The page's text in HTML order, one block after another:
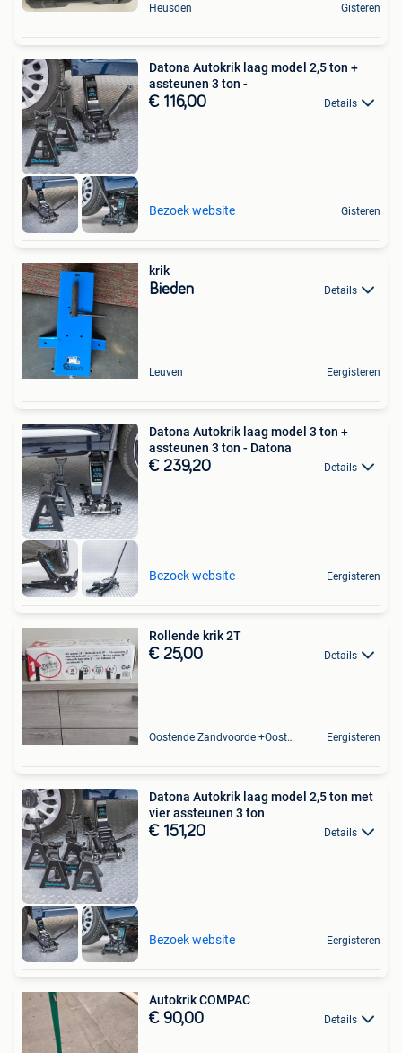
Heusden Gisteren
Datona Autokrik laag model 2,5 ton +
assteunen 3 ton -
€ 116,00 Details
Bezoek website Gisteren
krik
Bieden Details
Leuven Eergisteren
Datona Autokrik laag model 3 ton +
assteunen 3 ton - Datona
€ 239,20 Details
Bezoek website Eergisteren
Rollende krik 2T
€ 25,00 Details
Oostende Zandvoorde +Oostende Eergisteren
Datona Autokrik laag model 2,5 ton met
vier assteunen 3 ton
€ 151,20 Details
Bezoek website Eergisteren
Autokrik COMPAC
€ 90,00 Details